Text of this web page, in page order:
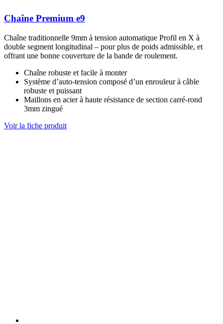
Chaîne Premium e9
Chaîne traditionnelle 9mm à tension automatique Profil en X à
double segment longitudinal – pour plus de poids admissible, et
offrant une bonne couverture de la bande de roulement.
Chaîne robuste et facile à monter
Système d’auto-tension composé d’un enrouleur à câble
robuste et puissant
Maillons en acier à haute résistance de section carré-rond
3mm zingué
Voir la fiche produit